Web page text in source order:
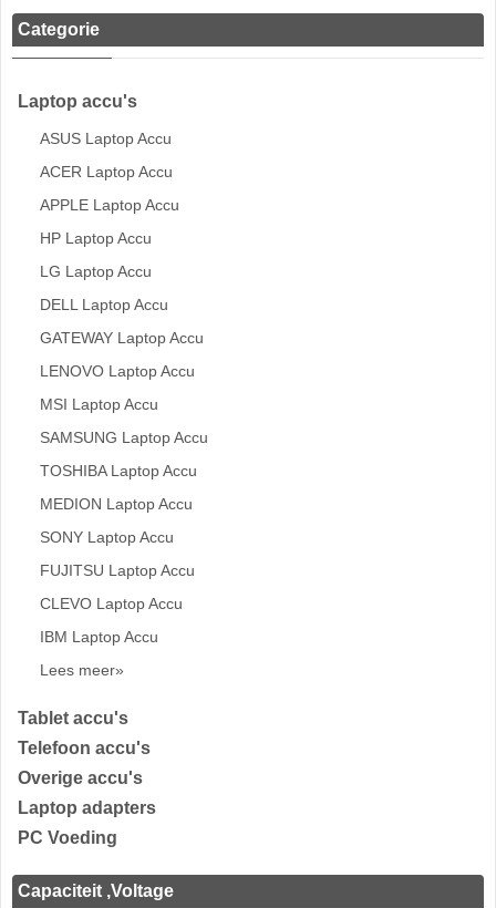
Categorie
Laptop accu's
ASUS Laptop Accu
ACER Laptop Accu
APPLE Laptop Accu
HP Laptop Accu
LG Laptop Accu
DELL Laptop Accu
GATEWAY Laptop Accu
LENOVO Laptop Accu
MSI Laptop Accu
SAMSUNG Laptop Accu
TOSHIBA Laptop Accu
MEDION Laptop Accu
SONY Laptop Accu
FUJITSU Laptop Accu
CLEVO Laptop Accu
IBM Laptop Accu
Lees meer»
Tablet accu's
Telefoon accu's
Overige accu's
Laptop adapters
PC Voeding
Capaciteit ,Voltage